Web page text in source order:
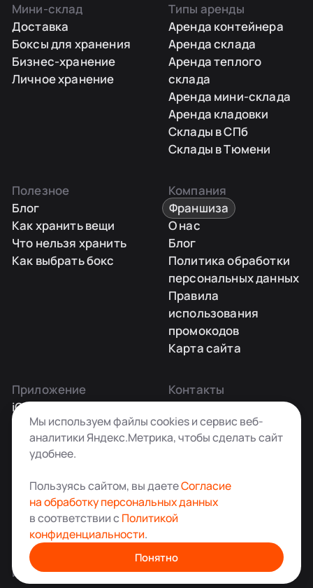
Мини-склад
Доставка
Боксы для хранения
Бизнес-хранение
Личное хранение
Типы аренды
Аренда контейнера
Аренда склада
Аренда теплого
склада
Аренда мини-склада
Аренда кладовки
Склады в СПб
Склады в Тюмени
Полезное
Блог
Как хранить вещи
Что нельзя хранить
Как выбрать бокс
Компания
Франшиза
О нас
Блог
Политика обработки
персональных данных
Правила
использования
промокодов
Карта сайта
Приложение
iOS
Android
Контакты
Заказать звонок
+7 495 181-55-45
info@kladovkin.ru
Аренда склада для хранения вещей в Москве
© ООО «Кладовкин» 2026. Все права защищены
ИНН:7100007940 ОГРН:1217100007805
Мы используем файлы cookies и сервис веб-
аналитики Яндекс.Метрика, чтобы сделать сайт
удобнее.
Пользуясь сайтом, вы даетеСогласие
на обработку персональных данных
в соответствии с Политикой
конфиденциальности.
Понятно